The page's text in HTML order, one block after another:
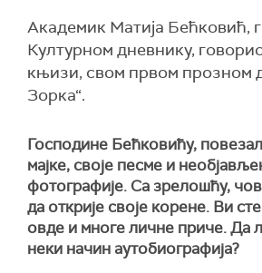
Академик Матија Бећковић,
Културном дневнику, говорио
књизи, свом првом прозном
Зорка“.
Господине Бећковићу,
мајке, своје песме и
фотографије. Са зрелошћу,
да открије своје корене. Ви
овде и многе личне приче. Да
неки начин аутобиографија?